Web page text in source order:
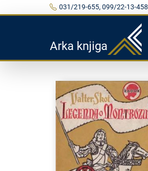
031/219-655, 099/22-13-458
Arka knjiga